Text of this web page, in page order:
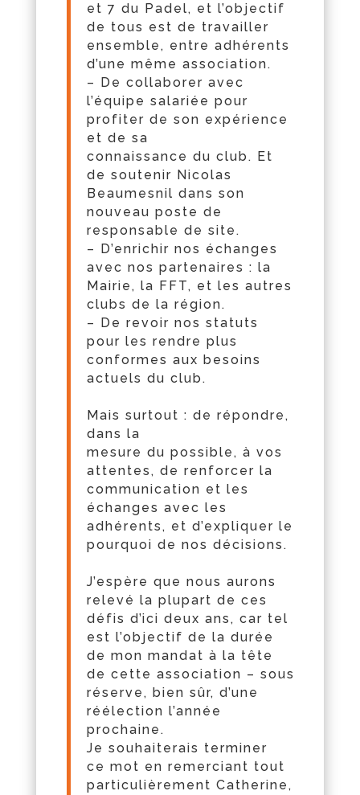
et 7 du Padel, et l’objectif
de tous est de travailler
ensemble, entre adhérents
d’une même association.
– De collaborer avec
l’équipe salariée pour
profiter de son expérience
et de sa
connaissance du club. Et
de soutenir Nicolas
Beaumesnil dans son
nouveau poste de
responsable de site.
– D’enrichir nos échanges
avec nos partenaires : la
Mairie, la FFT, et les autres
clubs de la région.
– De revoir nos statuts
pour les rendre plus
conformes aux besoins
actuels du club.
Mais surtout : de répondre,
dans la
mesure du possible, à vos
attentes, de renforcer la
communication et les
échanges avec les
adhérents, et d’expliquer le
pourquoi de nos décisions.
J’espère que nous aurons
relevé la plupart de ces
défis d’ici deux ans, car tel
est l’objectif de la durée
de mon mandat à la tête
de cette association – sous
réserve, bien sûr, d’une
réélection l’année
prochaine.
Je souhaiterais terminer
ce mot en remerciant tout
particulièrement Catherine,